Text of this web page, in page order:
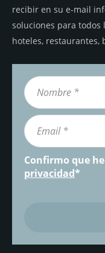
recibir en su e-mail
soluciones para todos
hoteles, restaurantes,
Confirmo que
privacidad*